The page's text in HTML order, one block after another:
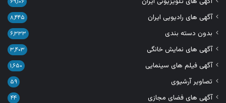
آگهی های رادیویی ایران ۸,۴۴۵
بدون دسته بندی ۶,۳۳۳
آگهی های نمایش خانگی ۳,۴۰۳
آگهی فیلم های سینمایی ۱,۶۵۰
تصاویر آرشیوی ۵۹
آگهی های فضای مجازی ۴۴